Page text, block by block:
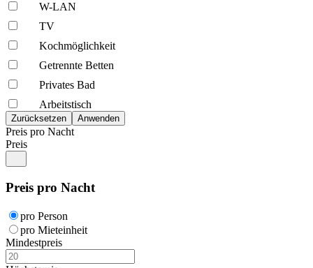
W-LAN
TV
Kochmöglich­keit
Getrennte Betten
Privates Bad
Arbeitstisch
Preis pro Nacht
Preis
Preis pro Nacht
pro Person
pro Mieteinheit
Mindestpreis